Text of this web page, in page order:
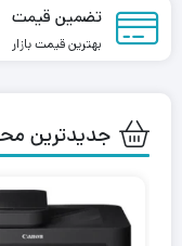
تضمین قیمت
بهترین قیمت بازار
جدیدترین